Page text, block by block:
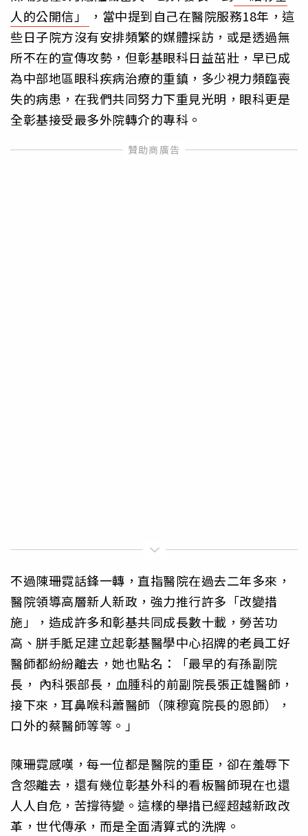
人的公開信」
，當中提到自己在醫院服務18年，這
些日子院方沒有安排頻繁的媒體採訪，或是透過無
所不在的宣傳攻勢，但彰基眼科日益茁壯，早已成
為中部地區眼科疾病治療的重鎮，多少視力頻臨喪
失的病患，在我們共同努力下重見光明，眼科更是
全彰基接受最多外院轉介的專科。
不過陳珊霓話鋒一轉，直指醫院在過去二年多來，
醫院領導高層新人新政，強力推行許多「改變措
施」，造成許多和彰基共同成長數十載，勞苦功
高、胼手胝足建立起彰基醫學中心招牌的老員工好
醫師都紛紛離去，她也點名：「最早的有孫副院
長， 內科張部長，血腫科的前副院長張正雄醫師，
接下來，耳鼻喉科蕭醫師（陳穆寬院長的恩師），
口外的蔡醫師等等。」
陳珊霓感嘆，每一位都是醫院的重臣，卻在羞辱下
含怨離去，還有幾位彰基外科的看板醫師現在也還
人人自危，苦撐待變。這樣的舉措已經超越新政改
革，世代傳承，而是全面清算式的洗牌。